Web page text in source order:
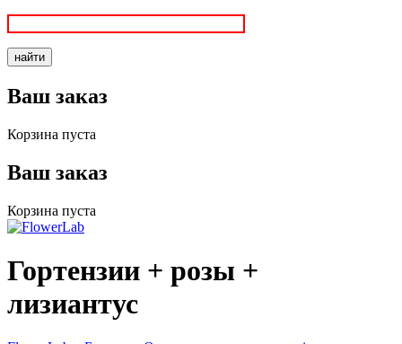
Ваш заказ
Корзина пуста
Ваш заказ
Корзина пуста
Гортензии + розы +
лизиантус